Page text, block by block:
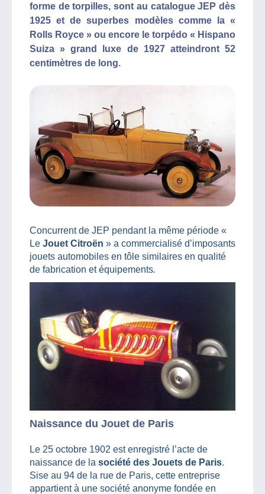
forme de torpilles, sont au catalogue JEP dès
1925 et de superbes modèles comme la «
Rolls Royce » ou encore le torpédo « Hispano
Suiza » grand luxe de 1927 atteindront 52
centimètres de long.
Concurrent de JEP pendant la même période «
Le Jouet Citroën » a commercialisé d’imposants
jouets automobiles en tôle similaires en qualité
de fabrication et équipements.
Naissance du Jouet de Paris
Le 25 octobre 1902 est enregistré l’acte de
naissance de la société des Jouets de Paris.
Sise au 94 de la rue de Paris, cette entreprise
appartient à une société anonyme fondée en